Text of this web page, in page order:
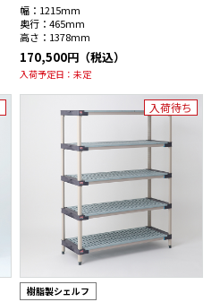
幅： 1215mm
奥行： 465mm
高さ： 1378mm
170,500円（税込）
入荷予定日： 未定
入荷待ち
樹脂製シェルフ